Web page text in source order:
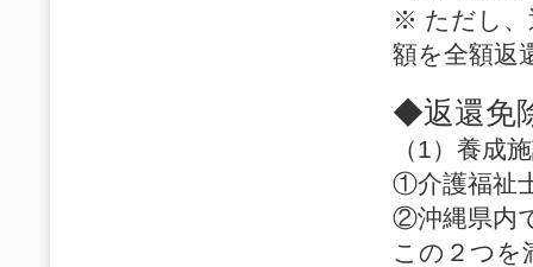
※ ただし、
額を全額返
◆返還免
（1）養成
①介護福祉
②沖縄県内
この２つを